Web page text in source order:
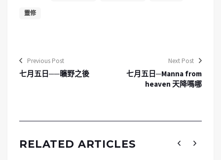
靈修
Previous Post
七月五日──曠野之後
Next Post
七月五日─Manna from
heaven 天降嗎哪
RELATED ARTICLES